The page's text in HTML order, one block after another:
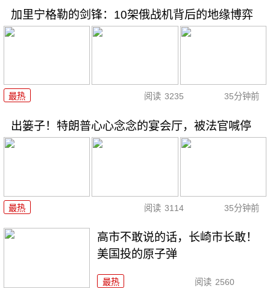
加里宁格勒的剑锋：10架俄战机背后的地缘博弈
最热 阅读 3235 35分钟前
出篓子！特朗普心心念念的宴会厅，被法官喊停
最热 阅读 3114 35分钟前
高市不敢说的话，长崎市长敢！
美国投的原子弹
最热 阅读 2560